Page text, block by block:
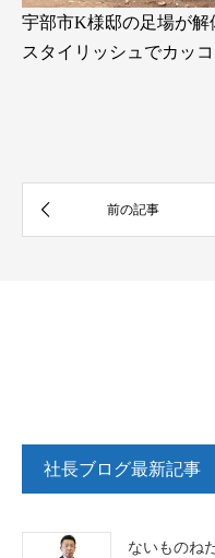
宇部市K様邸の足場が解
スタイリッシュでカッ
社長ブログ最新記事
ないものね